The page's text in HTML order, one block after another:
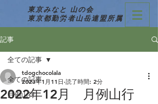
東京みなと 山の会
東京都勤労者山岳連盟所属
記事
全ての記事
月例山行
全ての記事
2022年12月 月例山行
tdogchocolala
2023年1月11日 読了時間: 2分